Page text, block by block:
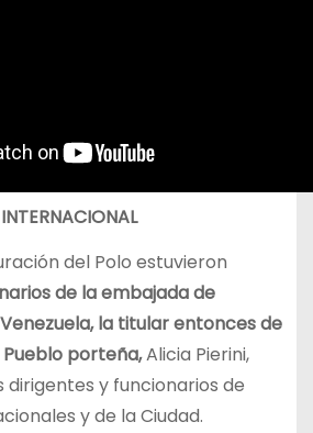
del Polo estuvieron
de la embajada de
la titular entonces de
porteña,Alicia Pierini,
dirigentes y funcionarios de
y de la Ciudad.